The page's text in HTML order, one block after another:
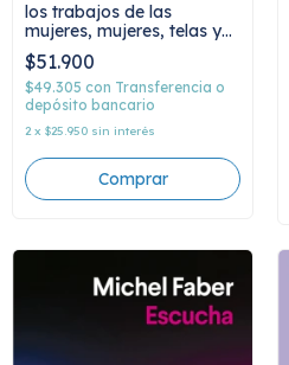
los trabajos de las
mujeres, mujeres, telas y
sociedad en la
antigüedad, elizabeth
wayland barber
$51.900
$49.305 con Transferencia o
depósito bancario
2 x $25.950 sin interés